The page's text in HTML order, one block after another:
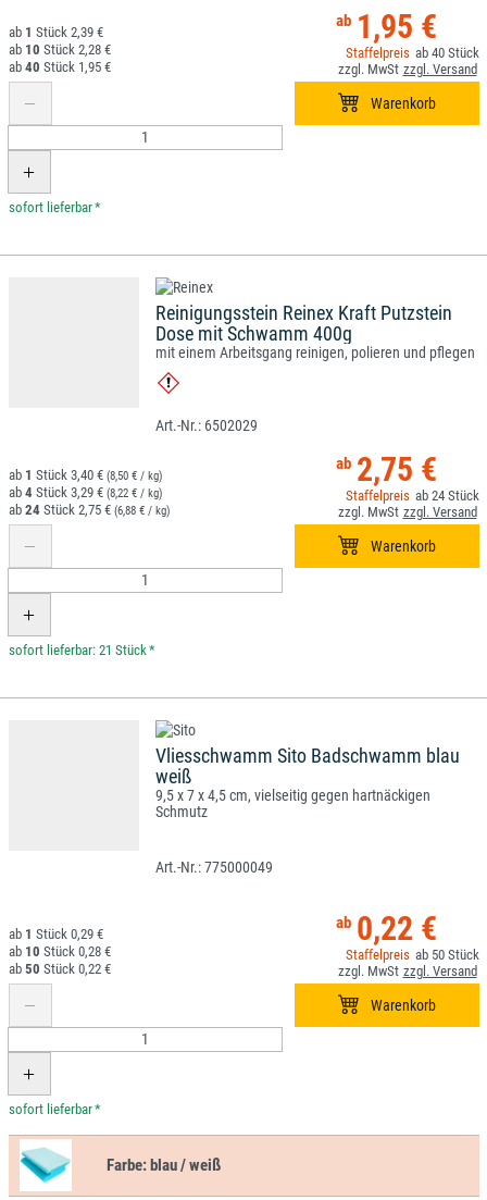
1,95 €
40
1
2,39 €
10
2,28 €
40
1,95 €
*
Reinigungsstein Reinex Kraft Putzstein
Dose mit Schwamm 400g
mit einem Arbeitsgang reinigen, polieren und pflegen
6502029
2,75 €
24
1 3,40 € (8,50 € / kg)
4 3,29 € (8,22 € / kg)
24 2,75 € (6,88 € / kg)
*
Vliesschwamm Sito Badschwamm blau
weiß
9,5 x 7 x 4,5 cm, vielseitig gegen hartnäckigen
Schmutz
775000049
0,22 €
50
1
0,29 €
10
0,28 €
50
0,22 €
*
Farbe:blau / weiß